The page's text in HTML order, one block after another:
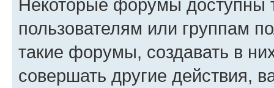
Некоторые форумы доступны
пользователям или группам
такие форумы, создавать в
совершать другие действия,